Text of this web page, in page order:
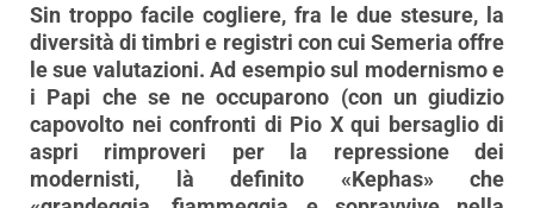
Sin troppo facile cogliere, fra le due stesure, la
diversità di timbri e registri con cui Semeria offre
le sue valutazioni. Ad esempio sul modernismo e
i Papi che se ne occuparono (con un giudizio
capovolto nei confronti di Pio X qui bersaglio di
aspri rimproveri per la repressione dei
modernisti, là definito «Kephas» che